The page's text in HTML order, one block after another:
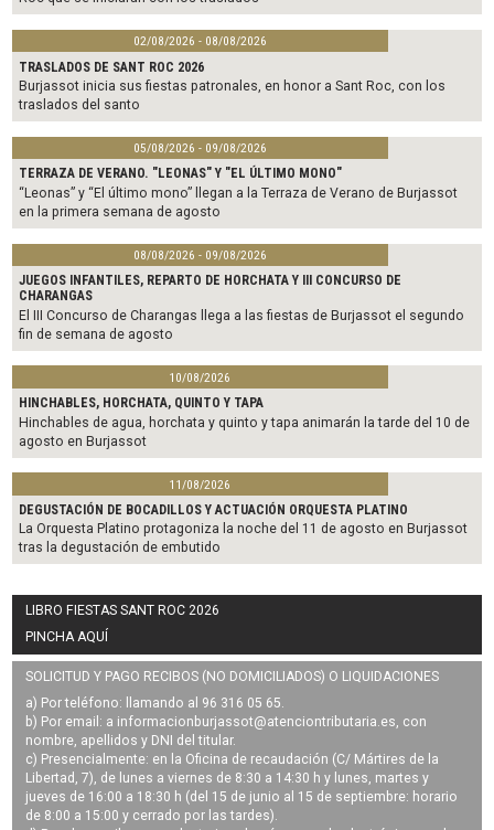
02/08/2026 - 08/08/2026
TRASLADOS DE SANT ROC 2026
Burjassot inicia sus fiestas patronales, en honor a Sant Roc, con los
traslados del santo
05/08/2026 - 09/08/2026
TERRAZA DE VERANO. "LEONAS" Y "EL ÚLTIMO MONO"
“Leonas” y “El último mono” llegan a la Terraza de Verano de Burjassot
en la primera semana de agosto
08/08/2026 - 09/08/2026
JUEGOS INFANTILES, REPARTO DE HORCHATA Y III CONCURSO DE
CHARANGAS
El III Concurso de Charangas llega a las fiestas de Burjassot el segundo
fin de semana de agosto
10/08/2026
HINCHABLES, HORCHATA, QUINTO Y TAPA
Hinchables de agua, horchata y quinto y tapa animarán la tarde del 10 de
agosto en Burjassot
11/08/2026
DEGUSTACIÓN DE BOCADILLOS Y ACTUACIÓN ORQUESTA PLATINO
La Orquesta Platino protagoniza la noche del 11 de agosto en Burjassot
tras la degustación de embutido
LIBRO FIESTAS SANT ROC 2026
PINCHA AQUÍ
SOLICITUD Y PAGO RECIBOS (NO DOMICILIADOS) O LIQUIDACIONES
a) Por teléfono: llamando al 96 316 05 65.
b) Por email: a informacionburjassot@atenciontributaria.es, con
nombre, apellidos y DNI del titular.
c) Presencialmente: en la Oficina de recaudación (C/ Mártires de la
Libertad, 7), de lunes a viernes de 8:30 a 14:30 h y lunes, martes y
jueves de 16:00 a 18:30 h (del 15 de junio al 15 de septiembre: horario
de 8:00 a 15:00 y cerrado por las tardes).